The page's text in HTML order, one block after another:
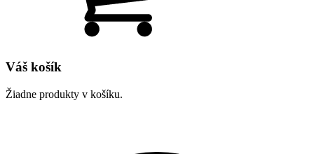
Váš košík
Žiadne produkty v košíku.